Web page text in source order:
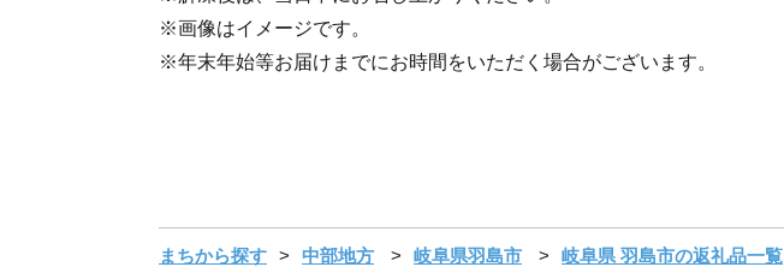
※画像はイメージです。
※年末年始等お届けまでにお時間をいただく場合がございます。
まちから探す 中部地方 岐阜県羽島市
岐阜県 羽島市の返礼品一覧